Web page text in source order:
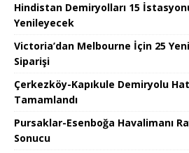
Hindistan Demiryolları 15
Yenileyecek
Victoria’dan Melbourne İçin 25
Siparişi
Çerkezköy-Kapıkule Demiryolu
Tamamlandı
Pursaklar-Esenboğa Havalimanı
Sonucu